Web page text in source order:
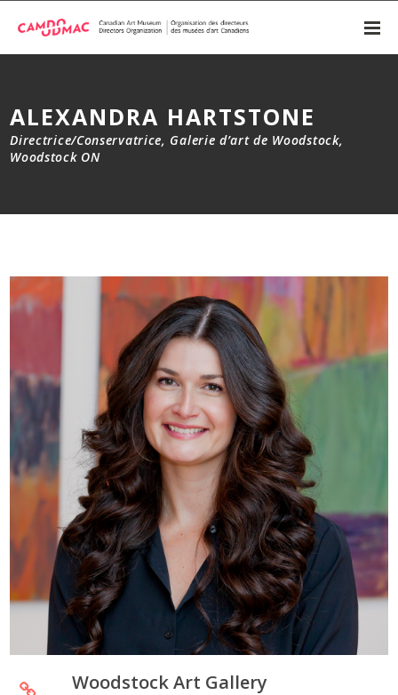
ALEXANDRA HARTSTONE
Directrice/Conservatrice, Galerie d’art de Woodstock,
Woodstock ON
Woodstock Art Gallery